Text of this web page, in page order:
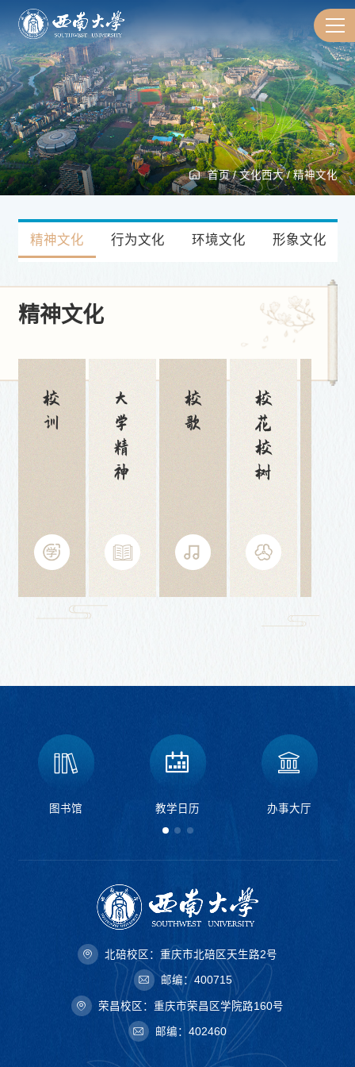
首页/文化西大/精神文化
精神文化 行为文化 环境文化 形象文化
精神文化
校训 大学精神 校歌 校花校树
图书馆 教学日历 办事大厅
北碚校区：重庆市北碚区天生路2号
邮编：400715
荣昌校区：重庆市荣昌区学院路160号
邮编：402460